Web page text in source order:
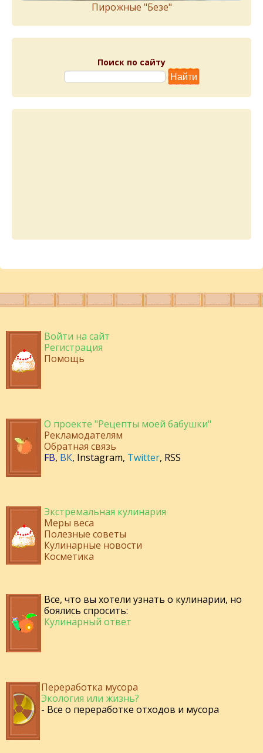
Пирожныe "Бeзe"
Поиск по сайту
Войти на сайт
Регистрация
Помощь
О проекте "Рецепты моей бабушки"
Рекламодателям
Обратная связь
FB, ВК, Instagram, Twitter, RSS
Экстремальная кулинария
Меры веса
Полезные советы
Кулинарные новости
Косметика
Все, что вы хотели узнать о кулинарии, но
боялись спросить:
Кулинарный ответ
Переработка мусора
Экология или жизнь?
- Все о переработке отходов и мусора